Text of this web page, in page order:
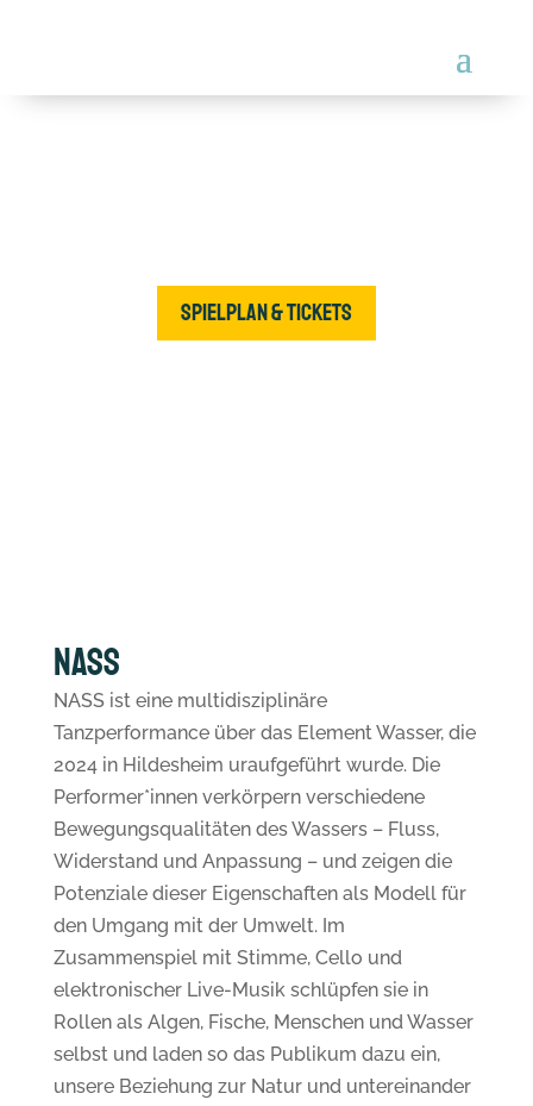
Spielplan & Tickets
NASS
NASS ist eine multidisziplinäre
Tanzperformance über das Element Wasser, die
2024 in Hildesheim uraufgeführt wurde. Die
Performer*innen verkörpern verschiedene
Bewegungsqualitäten des Wassers – Fluss,
Widerstand und Anpassung – und zeigen die
Potenziale dieser Eigenschaften als Modell für
den Umgang mit der Umwelt. Im
Zusammenspiel mit Stimme, Cello und
elektronischer Live-Musik schlüpfen sie in
Rollen als Algen, Fische, Menschen und Wasser
selbst und laden so das Publikum dazu ein,
unsere Beziehung zur Natur und untereinander